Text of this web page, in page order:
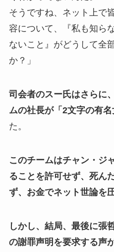
そうですね、ネット上で
容について、『私も知ら
ないこと』がどうして全
か？」
司会者のスー氏はさらに
ムの社長が「2文字の有
た。
このチームはチャン・ジ
ることを許可せず、死ん
ず、お金でネット世論を
しかし、結局、最後に張
の謝罪声明を要求する声